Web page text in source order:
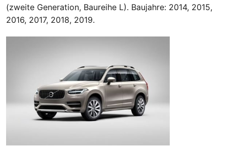
(zweite Generation, Baureihe L). Baujahre: 2014, 2015,
2016, 2017, 2018, 2019.